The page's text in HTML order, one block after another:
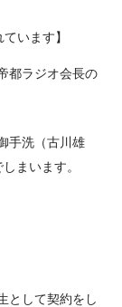
います】
都ラジオ会長の
手洗（古川雄
まいます。
として契約をし